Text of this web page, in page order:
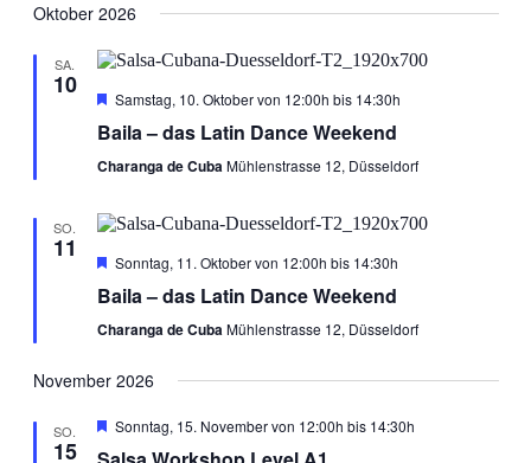
Oktober 2026
SA.
10 Empfohlen
Samstag, 10. Oktober von 12:00h bis 14:30h
Baila – das Latin Dance Weekend
Charanga de CubaMühlenstrasse 12, Düsseldorf
SO.
11 Empfohlen
Sonntag, 11. Oktober von 12:00h bis 14:30h
Baila – das Latin Dance Weekend
Charanga de CubaMühlenstrasse 12, Düsseldorf
November 2026
SO.
15
Empfohlen
Sonntag, 15. November von 12:00h bis 14:30h